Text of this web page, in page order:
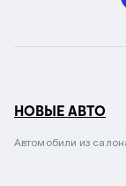
НОВЫЕ АВТО
Автомобили из